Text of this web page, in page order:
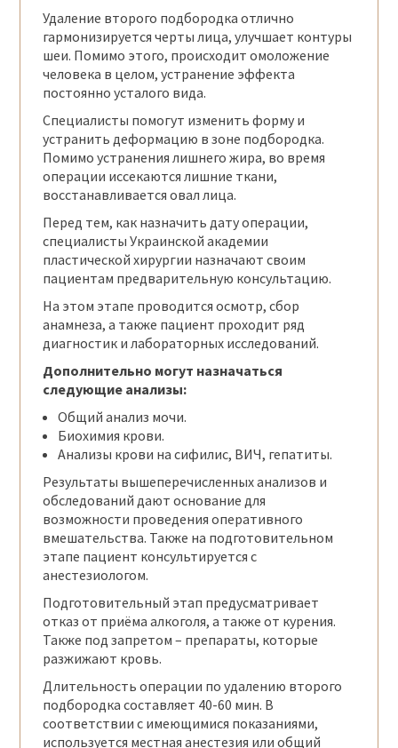
Удаление второго подбородка отлично
гармонизируется черты лица, улучшает контуры
шеи. Помимо этого, происходит омоложение
человека в целом, устранение эффекта
постоянно усталого вида.
Специалисты помогут изменить форму и
устранить деформацию в зоне подбородка.
Помимо устранения лишнего жира, во время
операции иссекаются лишние ткани,
восстанавливается овал лица.
Перед тем, как назначить дату операции,
специалисты Украинской академии
пластической хирургии назначают своим
пациентам предварительную консультацию.
На этом этапе проводится осмотр, сбор
анамнеза, а также пациент проходит ряд
диагностик и лабораторных исследований.
Дополнительно могут назначаться
следующие анализы:
Общий анализ мочи.
Биохимия крови.
Анализы крови на сифилис, ВИЧ, гепатиты.
Результаты вышеперечисленных анализов и
обследований дают основание для
возможности проведения оперативного
вмешательства. Также на подготовительном
этапе пациент консультируется с
анестезиологом.
Подготовительный этап предусматривает
отказ от приёма алкоголя, а также от курения.
Также под запретом – препараты, которые
разжижают кровь.
Длительность операции по удалению второго
подбородка составляет 40-60 мин. В
соответствии с имеющимися показаниями,
используется местная анестезия или общий